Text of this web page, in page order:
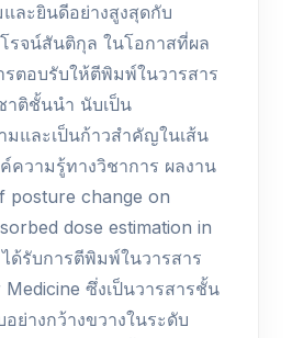
ละยินดีอย่างสูงสุดกับ
รจน์สันติกุล ในโอกาสที่ผล
ตอบรับให้ตีพิมพ์ในวารสาร
าติชั้นนำ นับเป็น
มและเป็นก้าวสำคัญในเส้น
ความรู้ทางวิชาการ ผลงาน
posture change on
dose estimation in
ด้รับการตีพิมพ์ในวารสาร
ซึ่งเป็นวารสารชั้น
ย่างกว้างขวางในระดับ